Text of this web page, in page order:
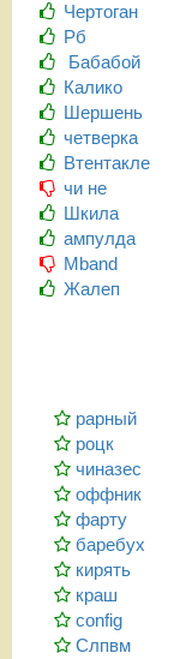
Чертоган
Рб
Бабабой
Калико
Шершень
четверка
Втентакле
чи не
Шкила
ампулда
Mband
Жалеп
рарный
роцк
чиназес
оффник
фарту
баребух
кирять
краш
config
Слпвм